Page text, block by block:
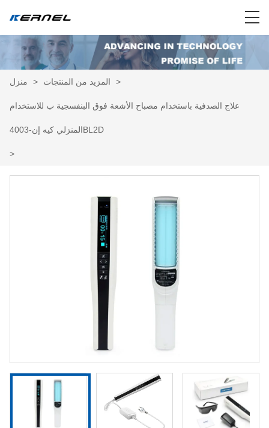
منزل > المزيد من المنتجات >
علاج الصدفية باستخدام مصباح الأشعة فوق البنفسجية ب للاستخدام
المنزلي كيه إن-4003BL2D
>